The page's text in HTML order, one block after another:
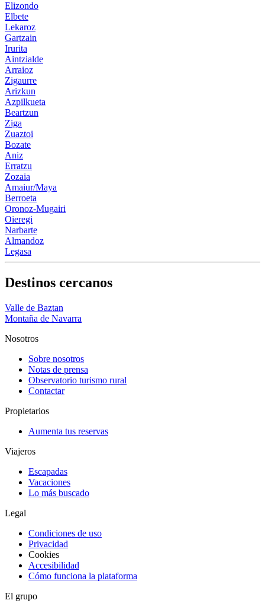
Elizondo
Elbete
Lekaroz
Gartzain
Irurita
Aintzialde
Arraioz
Zigaurre
Arizkun
Azpilkueta
Beartzun
Ziga
Zuaztoi
Bozate
Aniz
Erratzu
Zozaia
Amaiur/Maya
Berroeta
Oronoz-Mugairi
Oieregi
Narbarte
Almandoz
Legasa
Destinos cercanos
Valle de Baztan
Montaña de Navarra
Nosotros
Sobre nosotros
Notas de prensa
Observatorio turismo rural
Contactar
Propietarios
Aumenta tus reservas
Viajeros
Escapadas
Vacaciones
Lo más buscado
Legal
Condiciones de uso
Privacidad
Cookies
Accesibilidad
Cómo funciona la plataforma
El grupo